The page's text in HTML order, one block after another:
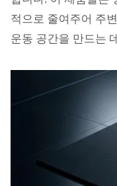
적으로 줄여주어 주
운동 공간을 만드는